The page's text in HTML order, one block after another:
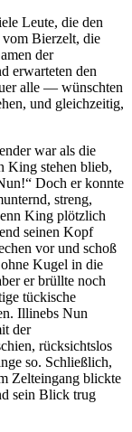
Leute, die den
Bierzelt, die
der
erwarteten den
alle — wünschten
und gleichzeitig,
war als die
King stehen blieb,
Doch er konnte
streng,
King plötzlich
seinen Kopf
vor und schoß
Kugel in die
er brüllte noch
tückische
Illinebs Nun
der
rücksichtslos
so. Schließlich,
Zelteingang blickte
sein Blick trug